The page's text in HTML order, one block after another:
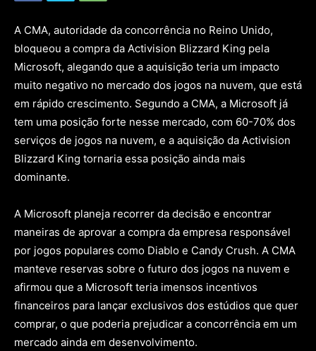
A CMA, autoridade da concorrência no Reino Unido,
bloqueou a compra da Activision Blizzard King pela
Microsoft, alegando que a aquisição teria um impacto
muito negativo no mercado dos jogos na nuvem, que está
em rápido crescimento. Segundo a CMA, a Microsoft já
tem uma posição forte nesse mercado, com 60-70% dos
serviços de jogos na nuvem, e a aquisição da Activision
Blizzard King tornaria essa posição ainda mais
dominante.
A Microsoft planeja recorrer da decisão e encontrar
maneiras de aprovar a compra da empresa responsável
por jogos populares como Diablo e Candy Crush. A CMA
manteve reservas sobre o futuro dos jogos na nuvem e
afirmou que a Microsoft teria imensos incentivos
financeiros para lançar exclusivos dos estúdios que quer
comprar, o que poderia prejudicar a concorrência em um
mercado ainda em desenvolvimento.